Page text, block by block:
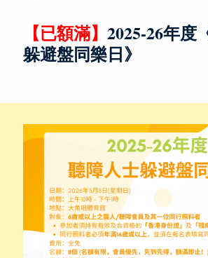
【已額滿】 2025-26年度
躲避盤同樂日》